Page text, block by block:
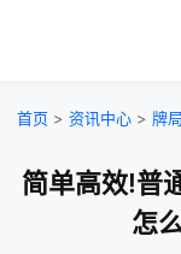
首页 > 资讯中心 > 牌
简单高效!普
怎